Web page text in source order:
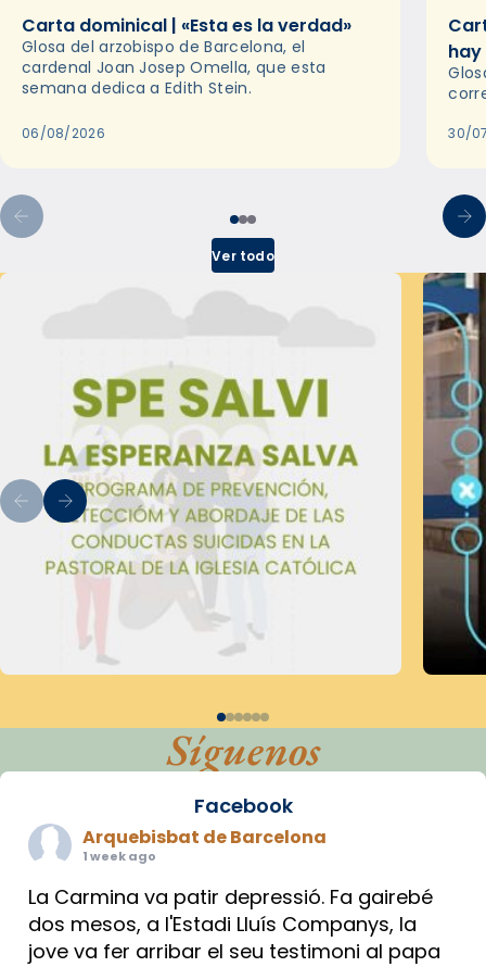
Carta dominical | «Esta es la verdad»
Glosa del arzobispo de Barcelona, el
cardenal Joan Josep Omella, que esta
semana dedica a Edith Stein.
06/08/2026 30/
Ver todo
Síguenos
Facebook
Arquebisbat de Barcelona
1 week ago
La Carmina va patir depressió. Fa gairebé
dos mesos, a l'Estadi Lluís Companys, la
jove va fer arribar el seu testimoni al papa